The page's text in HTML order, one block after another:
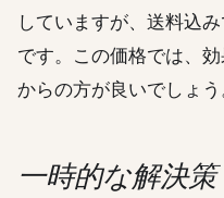
していますが、送料込
です。この価格では、
からの方が良いでしょう
一時的な解決策